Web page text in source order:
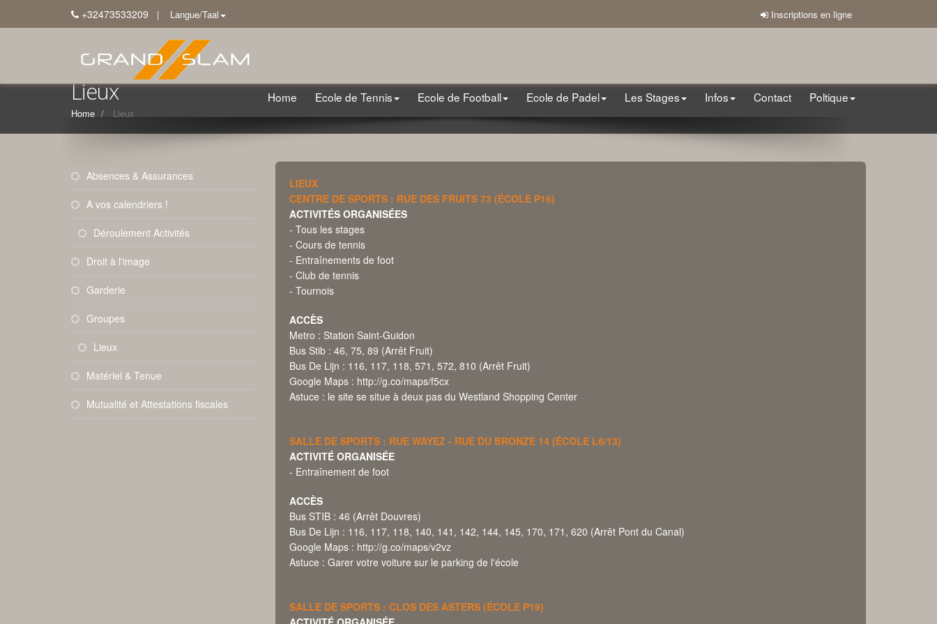
+32473533209 Inscriptions en ligne
| Langue/Taal
Home Ecole de Tennis Ecole de Football Ecole de Padel Les Stages Infos Contact Poltique
Lieux
Home Lieux
Absences & Assurances
A vos calendriers !
Déroulement Activités
Droit à l'image
Garderie
Groupes
Lieux
Matériel & Tenue
Mutualité et Attestations fiscales
LIEUX
CENTRE DE SPORTS : RUE DES FRUITS 73 (ÉCOLE P16)
ACTIVITÉS ORGANISÉES
- Tous les stages
- Cours de tennis
- Entraînements de foot
- Club de tennis
- Tournois
ACCÈS
Metro : Station Saint-Guidon
Bus Stib : 46, 75, 89 (Arrêt Fruit)
Bus De Lijn : 116, 117, 118, 571, 572, 810 (Arrêt Fruit)
Google Maps : http://g.co/maps/f5cx
Astuce : le site se situe à deux pas du Westland Shopping Center
SALLE DE SPORTS : RUE WAYEZ - RUE DU BRONZE 14 (ÉCOLE L6/13)
ACTIVITÉ ORGANISÉE
- Entraînement de foot
ACCÈS
Bus STIB : 46 (Arrêt Douvres)
Bus De Lijn : 116, 117, 118, 140, 141, 142, 144, 145, 170, 171, 620 (Arrêt Pont du Canal)
Google Maps : http://g.co/maps/v2vz
Astuce : Garer votre voiture sur le parking de l'école
SALLE DE SPORTS : CLOS DES ASTERS (ÉCOLE P19)